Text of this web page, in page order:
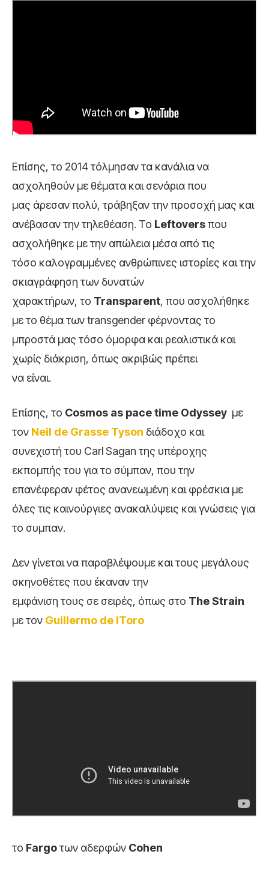
Επίσης, το 2014 τόλμησαν τα κανάλια να
ασχοληθούν με θέματα και σενάρια που
μας άρεσαν πολύ, τράβηξαν την προσοχή μας και
ανέβασαν την τηλεθέαση. Το Leftoversπου
ασχολήθηκε με την απώλεια μέσα από τις
τόσο καλογραμμένες ανθρώπινες ιστορίες και την
σκιαγράφηση των δυνατών
χαρακτήρων, το Transparent, που ασχολήθηκε
με το θέμα των transgender φέρνοντας το
μπροστά μας τόσο όμορφα και ρεαλιστικά και
χωρίς διάκριση, όπως ακριβώς πρέπει
να είναι.
Επίσης, το Cosmos as pacetime Odyssey με
τον Neil de Grasse Tyson διάδοχο και
συνεχιστή του Carl Sagan της υπέροχης
εκπομπής του για το σύμπαν, που την
επανέφεραν φέτος ανανεωμένη και φρέσκια με
όλες τις καινούργιες ανακαλύψεις και γνώσεις για
το συμπαν.
Δεν γίνεται να παραβλέψουμε και τους μεγάλους
σκηνοθέτες που έκαναν την
εμφάνιση τους σε σειρές, όπως στο TheStrain
με τον Guillermo de lToro
το Fargoτων αδερφών Cohen